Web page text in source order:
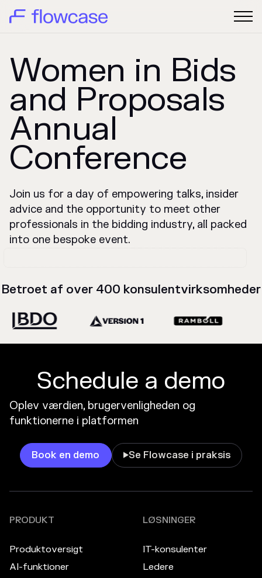
Women in Bids
and Proposals
Annual
Conference
Join us for a day of empowering talks, insider
advice and the opportunity to meet other
professionals in the bidding industry, all packed
into one bespoke event.
Betroet af over 400 konsulentvirksomheder
Schedule a demo
Oplev værdien, brugervenligheden og
funktionerne i platformen
Book en demo Se Flowcase i praksis
PRODUKT
Produktoversigt
AI-funktioner
LØSNINGER
IT-konsulenter
Ledere